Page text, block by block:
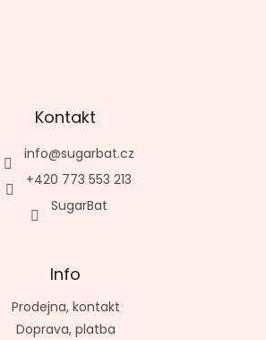
Kontakt
info@sugarbat.cz
+420 773 553 213
SugarBat
Info
Prodejna, kontakt
Doprava, platba